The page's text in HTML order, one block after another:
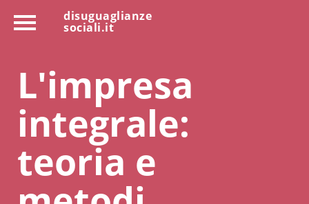
disuguaglianze
sociali.it
L'impresa
integrale:
teoria e